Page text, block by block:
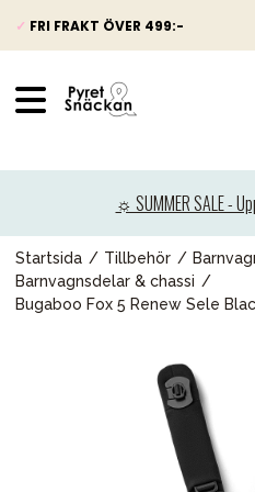
✓ FRI FRAKT ÖVER 499:-
☼ SUMMER SALE -
Startsida Tillbehör
Barnvagnsdelar & chassi
Bugaboo Fox 5 Renew Sele
Möbler